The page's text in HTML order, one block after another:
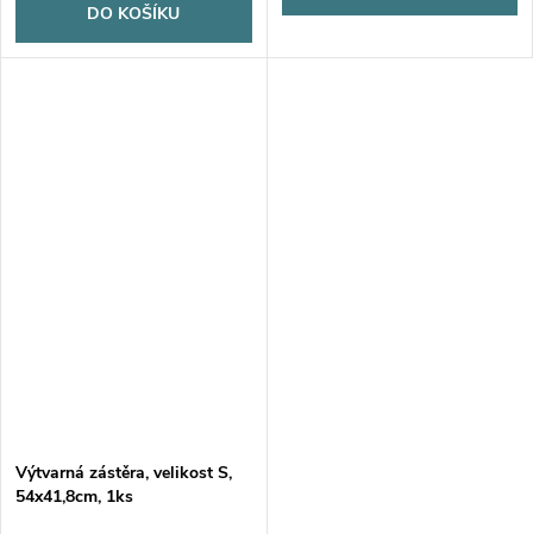
DO KOŠÍKU
Výtvarná zástěra, velikost S,
54x41,8cm, 1ks